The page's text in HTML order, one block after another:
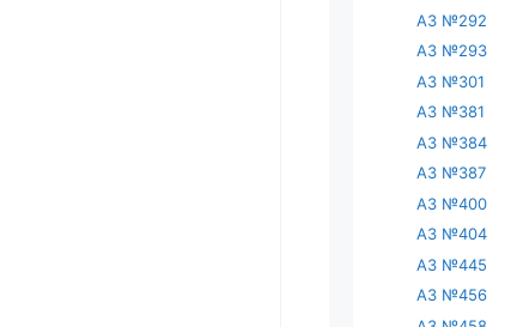
АЗ №292
АЗ №293
АЗ №301
АЗ №381
АЗ №384
АЗ №387
АЗ №400
АЗ №404
АЗ №445
АЗ №456